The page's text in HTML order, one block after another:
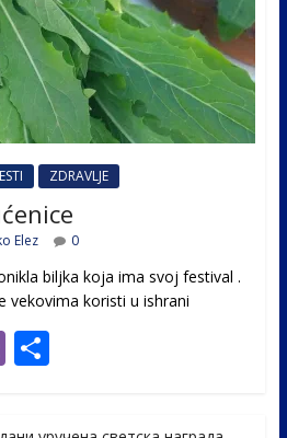
ZDRAVLJE
Elez 0
biljka koja ima svoj festival .
vekovima koristi u ishrani
Vi S